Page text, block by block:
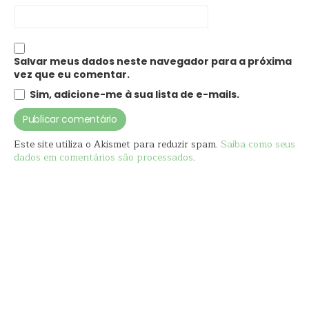
Salvar meus dados neste navegador para a próxima
vez que eu comentar.
Sim, adicione-me à sua lista de e-mails.
Este site utiliza o Akismet para reduzir spam. Saiba como seus
dados em comentários são processados.